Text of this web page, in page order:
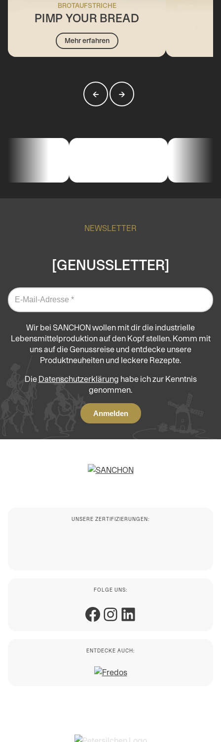
BROTAUFSTRICHE
PIMP YOUR BREAD
Mehr erfahren
← →
NEWSLETTER
[GENUSSLETTER]
Wir bei SANCHON wollen mit dir die industrielle
Lebensmittelproduktion auf den Kopf stellen. Komm mit
uns auf die Genussreise und entdecke unsere
Produktneuheiten und leckere Rezepte.
Die Datenschutzerklärung habe ich zur Kenntnis
genommen.
UNSERE ZERTIFIZIERUNGEN:
FOLGE UNS:
Facebook
Instagram
LinkedIn
ENTDECKE AUCH: